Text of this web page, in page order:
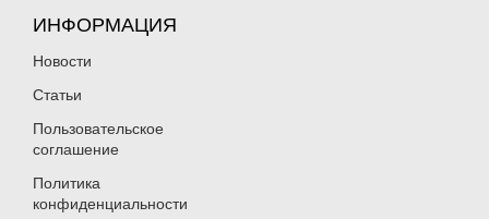
ИНФОРМАЦИЯ
Новости
Статьи
Пользовательское
соглашение
Политика
конфиденциальности